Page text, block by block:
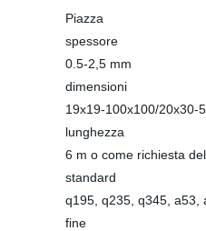
Piazza
spessore
0.5-2,5 mm
dimensioni
19x19-100x100/20x30-
lunghezza
6 m o come richiesta
standard
q195, q235, q345, a53,
fine